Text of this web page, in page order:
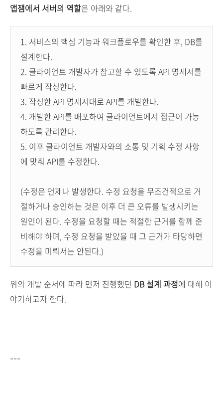
앱잼에서 서버의 역할은 아래와 같다.
1. 서비스의 핵심 기능과 워크플로우를 확인한 후, DB를
설계한다.
2. 클라이언트 개발자가 참고할 수 있도록 API 명세서를
빠르게 작성한다.
3. 작성한 API 명세서대로 API를 개발한다.
4. 개발한 API를 배포하여 클라이언트에서 접근이 가능
하도록 관리한다.
5. 이후 클라이언트 개발자와의 소통 및 기획 수정 사항
에 맞춰 API를 수정한다.
(수정은 언제나 발생한다. 수정 요청을 무조건적으로 거
절하거나 승인하는 것은 이후 더 큰 오류를 발생시키는
원인이 된다. 수정을 요청할 때는 적절한 근거를 함께 준
비해야 하며, 수정 요청을 받았을 때 그 근거가 타당하면
수정을 미뤄서는 안된다.)
위의 개발 순서에 따라 먼저 진행했던 DB 설계 과정에 대해 이
야기하고자 한다.
---